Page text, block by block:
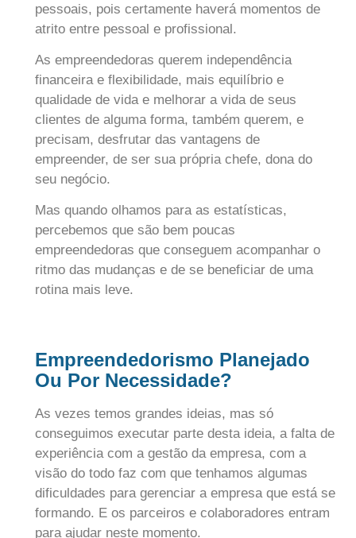
pessoais, pois certamente haverá momentos de
atrito entre pessoal e profissional.
As empreendedoras querem independência
financeira e flexibilidade, mais equilíbrio e
qualidade de vida e melhorar a vida de seus
clientes de alguma forma, também querem, e
precisam, desfrutar das vantagens de
empreender, de ser sua própria chefe, dona do
seu negócio.
Mas quando olhamos para as estatísticas,
percebemos que são bem poucas
empreendedoras que conseguem acompanhar o
ritmo das mudanças e de se beneficiar de uma
rotina mais leve.
Empreendedorismo Planejado
Ou Por Necessidade?
As vezes temos grandes ideias, mas só
conseguimos executar parte desta ideia, a falta de
experiência com a gestão da empresa, com a
visão do todo faz com que tenhamos algumas
dificuldades para gerenciar a empresa que está se
formando. E os parceiros e colaboradores entram
para ajudar neste momento.